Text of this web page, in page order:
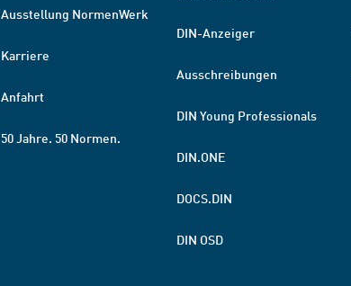
Ausstellung NormenWerk
Karriere
Anfahrt
50 Jahre. 50 Normen.
DIN-Anzeiger
Ausschreibungen
DIN Young Professionals
DIN.ONE
DOCS.DIN
DIN OSD